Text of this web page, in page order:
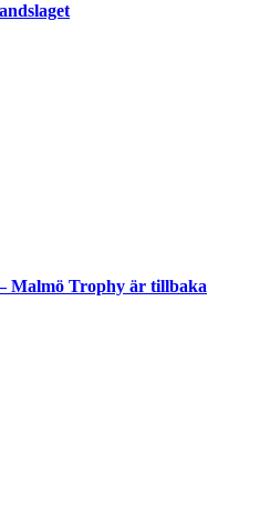
Malmö Trophy är tillbaka